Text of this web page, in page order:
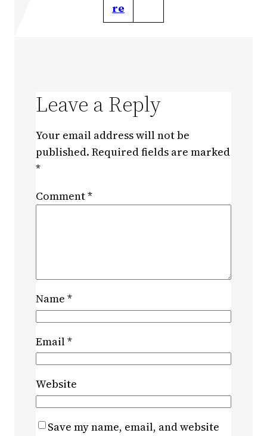
re
Leave a Reply
Your email address will not be
published. Required fields are marked
*
Comment*
Name *
Email*
Website
Save my name, email, and website